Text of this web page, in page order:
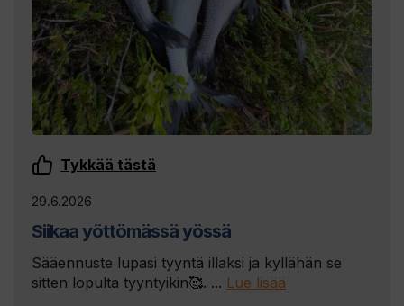
Tykkää tästä
29.6.2026
Siikaa yöttömässä yössä
Sääennuste lupasi tyyntä illaksi ja kyllähän se
sitten lopulta tyyntyikin🥰. ... Lue lisää